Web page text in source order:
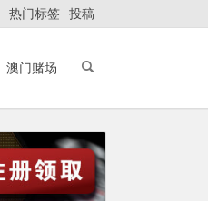
热门标签 投稿
澳门赌场